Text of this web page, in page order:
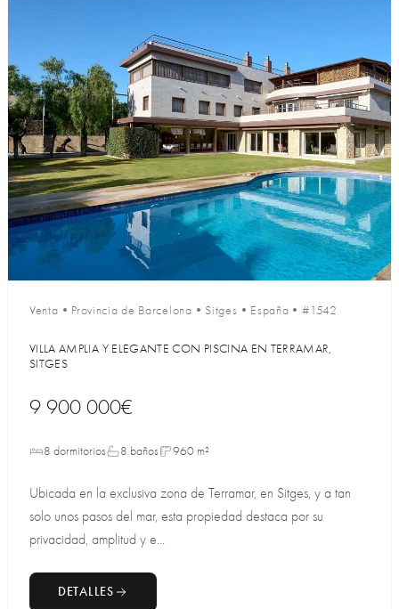
Venta • Provincia de Barcelona • Sitges • España •#1542
VILLA AMPLIA Y ELEGANTE CON PISCINA EN TERRAMAR,
SITGES
9 900 000€
8 dormitorios 8 baños 960 m²
Ubicada en la exclusiva zona de Terramar, en Sitges, y a tan
solo unos pasos del mar, esta propiedad destaca por su
privacidad, amplitud y e...
DETALLES